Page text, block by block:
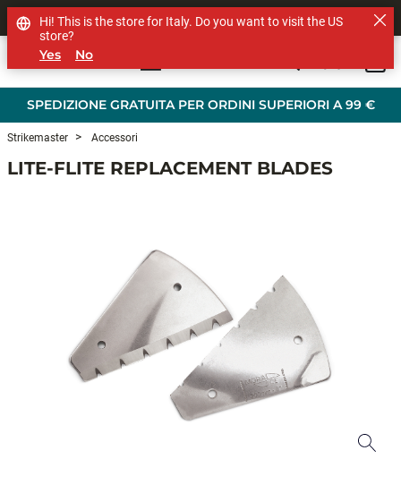
SPEDIZIONE GRATUITA PER ORDINI SUPERIORI A 99 €
SHOP OTHER BRANDS
Strikemaster Accessori
LITE-FLITE REPLACEMENT BLADES
Hi! This is the store for Italy. Do you want to visit the US
store?
Yes No